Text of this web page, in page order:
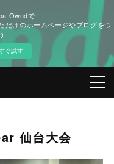
Owndで
だけのホームページやブログをつ
ぐ試す
仙台大会